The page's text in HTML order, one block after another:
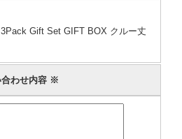
Gift Set GIFT BOX クルー丈
合わせ内容 ※